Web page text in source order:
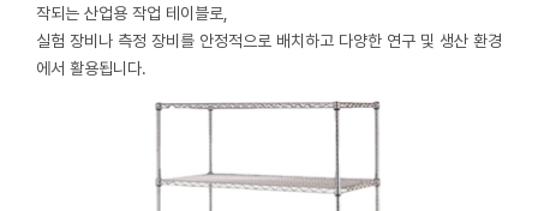
작되는 산업용 작업 테이블로,
실험 장비나 측정 장비를 안정적으로 배치하고 다양한 연구 및 생산 환경
에서 활용됩니다.